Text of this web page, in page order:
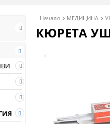
Начало МЕДИЦИНА
КЮРЕТА